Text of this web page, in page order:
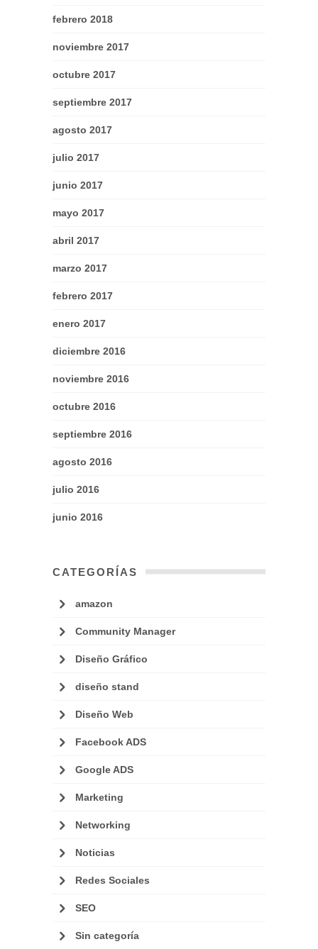
febrero 2018
noviembre 2017
octubre 2017
septiembre 2017
agosto 2017
julio 2017
junio 2017
mayo 2017
abril 2017
marzo 2017
febrero 2017
enero 2017
diciembre 2016
noviembre 2016
octubre 2016
septiembre 2016
agosto 2016
julio 2016
junio 2016
CATEGORÍAS
amazon
Community Manager
Diseño Gráfico
diseño stand
Diseño Web
Facebook ADS
Google ADS
Marketing
Networking
Noticias
Redes Sociales
SEO
Sin categoría